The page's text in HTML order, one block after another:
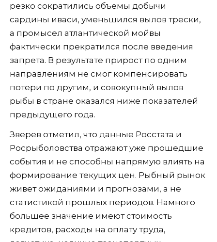
резко сократились объемы добычи
сардины иваси, уменьшился вылов трески,
а промысел атлантической мойвы
фактически прекратился после введения
запрета. В результате прирост по одним
направлениям не смог компенсировать
потери по другим, и совокупный вылов
рыбы в стране оказался ниже показателей
предыдущего года.
Зверев отметил, что данные Росстата и
Росрыболовства отражают уже прошедшие
события и не способны напрямую влиять на
формирование текущих цен. Рыбный рынок
живет ожиданиями и прогнозами, а не
статистикой прошлых периодов. Намного
большее значение имеют стоимость
кредитов, расходы на оплату труда,